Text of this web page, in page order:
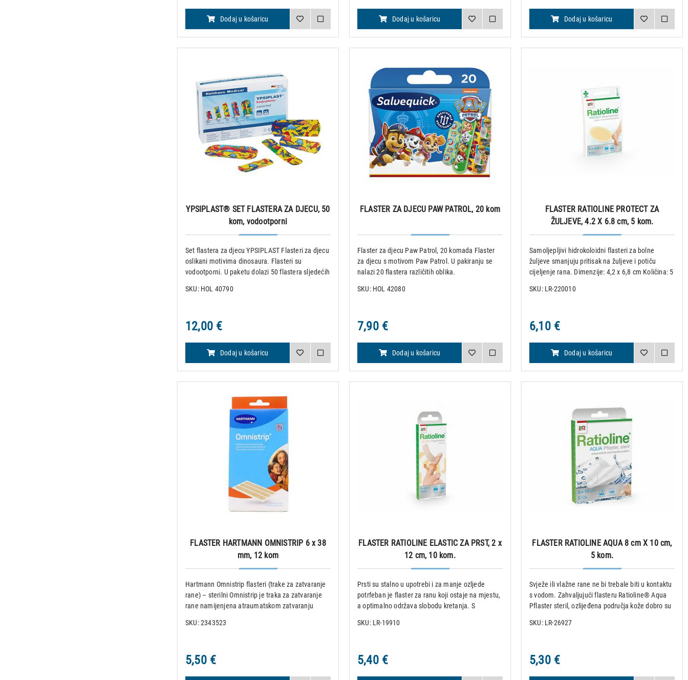
Dodaj u košaricu Dodaj u košaricu Dodaj u košaricu
YPSIPLAST® SET FLASTERA ZA DJECU, 50
kom, vodootporni
Set flastera za djecu YPSIPLAST Flasteri za djecu
oslikani motivima dinosaura. Flasteri su
vodootporni. U paketu dolazi 50 flastera sljedećih
1,9 x 5,2 cm 14 x 1,9 x 6,0 cm 14 x 1,9 x 7,2
SKU: HOL 40790
12,00 €
Dodaj u košaricu
FLASTER ZA DJECU PAW PATROL, 20 kom
Flaster za djecu Paw Patrol, 20 komada Flaster
za djecu s motivom Paw Patrol. U pakiranju se
nalazi 20 flastera različitih oblika.
SKU: HOL 42080
7,90 €
Dodaj u košaricu
FLASTER RATIOLINE PROTECT ZA
ŽULJEVE, 4.2 X 6.8 cm, 5 kom.
Samoljepljivi hidrokoloidni flasteri za bolne
žuljeve smanjuju pritisak na žuljeve i potiču
cijeljenje rana. Dimenzije: 4,2 x 6,8 cm Količina: 5
SKU: LR-220010
6,10 €
Dodaj u košaricu
FLASTER HARTMANN OMNISTRIP 6 x 38
mm, 12 kom
Hartmann Omnistrip flasteri (trake za zatvaranje
rane) – sterilni Omnistrip je traka za zatvaranje
rane namijenjena atraumatskom zatvaranju
primarnom intencijom. Štiti rubove rane od
SKU: 2343523
5,50 €
FLASTER RATIOLINE ELASTIC ZA PRST, 2 x
12 cm, 10 kom.
Prsti su stalno u upotrebi i za manje ozljede
potrfeban je flaster za ranu koji ostaje na mjestu,
a optimalno održava slobodu kretanja. S
Elastic Fingerpflaster, ogrebotine i porezotine na
SKU: LR-19910
5,40 €
FLASTER RATIOLINE AQUA 8 cm X 10 cm,
5 kom.
Svježe ili vlažne rane ne bi trebale biti u kontaktu
s vodom. Zahvaljujući flasteru Ratioline® Aqua
Pflaster steril, ozlijeđena područja kože dobro su
Vodootporan materijal ovog flastera djeluje kao
SKU: LR-26927
5,30 €